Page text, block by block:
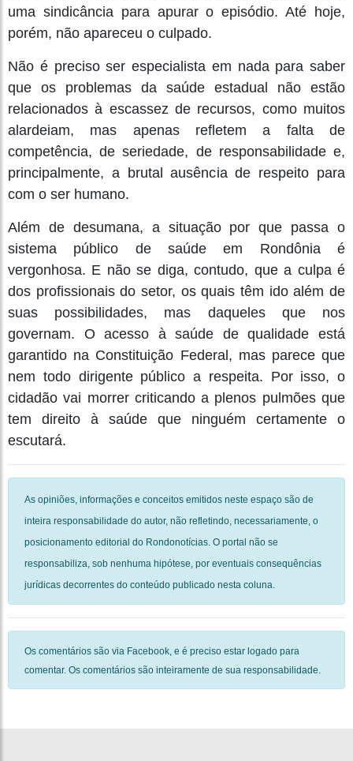
uma sindicância para apurar o episódio. Até hoje,
porém, não apareceu o culpado.
Não é preciso ser especialista em nada para saber
que os problemas da saúde estadual não estão
relacionados à escassez de recursos, como muitos
alardeiam, mas apenas refletem a falta de
competência, de seriedade, de responsabilidade e,
principalmente, a brutal ausência de respeito para
com o ser humano.
Além de desumana, a situação por que passa o
sistema público de saúde em Rondônia é
vergonhosa. E não se diga, contudo, que a culpa é
dos profissionais do setor, os quais têm ido além de
suas possibilidades, mas daqueles que nos
governam. O acesso à saúde de qualidade está
garantido na Constituição Federal, mas parece que
nem todo dirigente público a respeita. Por isso, o
cidadão vai morrer criticando a plenos pulmões que
tem direito à saúde que ninguém certamente o
escutará.
As opiniões, informações e conceitos emitidos neste espaço são de
inteira responsabilidade do autor, não refletindo, necessariamente, o
posicionamento editorial do Rondonotícias. O portal não se
responsabiliza, sob nenhuma hipótese, por eventuais consequências
jurídicas decorrentes do conteúdo publicado nesta coluna.
Os comentários são via Facebook, e é preciso estar logado para
comentar. Os comentários são inteiramente de sua responsabilidade.